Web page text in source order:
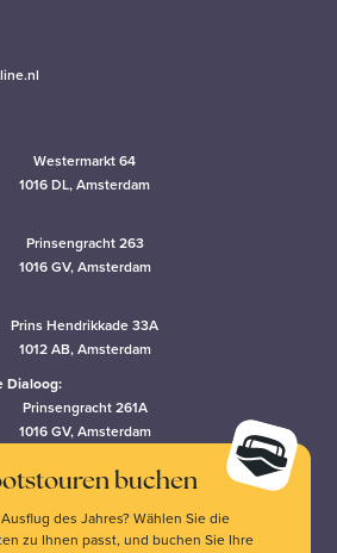
Westermarkt 64
1016 DL, Amsterdam
Prinsengracht 263
1016 GV, Amsterdam
Prins Hendrikkade 33A
1012 AB, Amsterdam
Dialoog:
Prinsengracht 261A
1016 GV, Amsterdam
buchen
des Jahres? Wählen Sie die
zu Ihnen passt, und buchen Sie Ihre